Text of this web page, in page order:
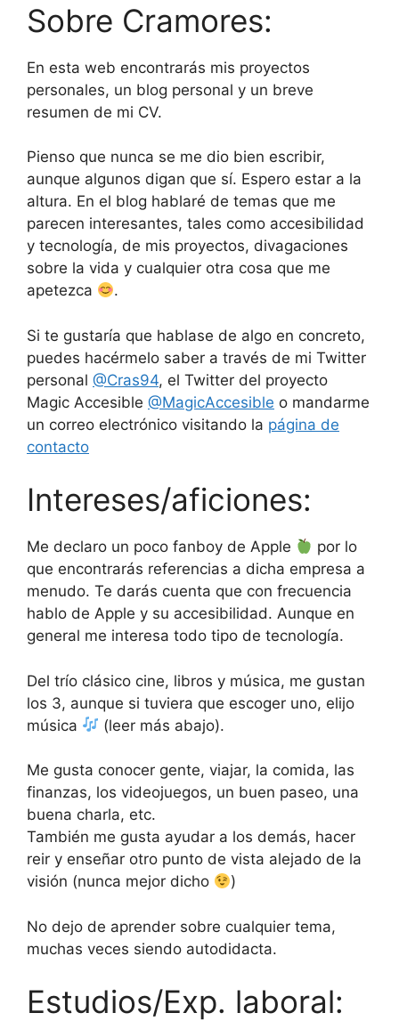
Sobre Cramores:
En esta web encontrarás mis proyectos
personales, un blog personal y un breve
resumen de mi CV.
Pienso que nunca se me dio bien escribir,
aunque algunos digan que sí. Espero estar a la
altura. En el blog hablaré de temas que me
parecen interesantes, tales como accesibilidad
y tecnología, de mis proyectos, divagaciones
sobre la vida y cualquier otra cosa que me
apetezca
.
Si te gustaría que hablase de algo en concreto,
puedes hacérmelo saber a través de mi Twitter
personal @Cras94, el Twitter del proyecto
Magic Accesible @MagicAccesible o mandarme
un correo electrónico visitando la página de
contacto
Intereses/aficiones:
Me declaro un poco fanboy de Apple
por lo
que encontrarás referencias a dicha empresa a
menudo. Te darás cuenta que con frecuencia
hablo de Apple y su accesibilidad. Aunque en
general me interesa todo tipo de tecnología.
Del trío clásico cine, libros y música, me gustan
los 3, aunque si tuviera que escoger uno, elijo
música
(leer más abajo).
Me gusta conocer gente, viajar, la comida, las
finanzas, los videojuegos, un buen paseo, una
buena charla, etc.
También me gusta ayudar a los demás, hacer
reir y enseñar otro punto de vista alejado de la
visión (nunca mejor dicho
)
No dejo de aprender sobre cualquier tema,
muchas veces siendo autodidacta.
Estudios/Exp. laboral: